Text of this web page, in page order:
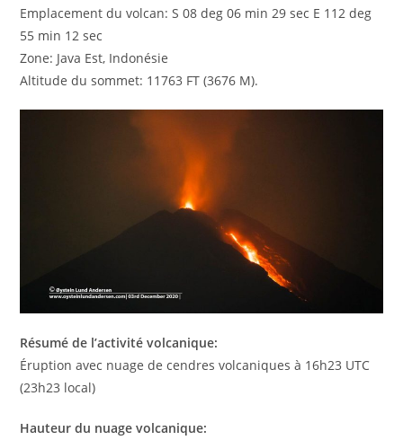
Emplacement du volcan: S 08 deg 06 min 29 sec E 112 deg
55 min 12 sec
Zone: Java Est, Indonésie
Altitude du sommet: 11763 FT (3676 M).
Résumé de l’activité volcanique:
Éruption avec nuage de cendres volcaniques à 16h23 UTC
(23h23 local)
Hauteur du nuage volcanique: